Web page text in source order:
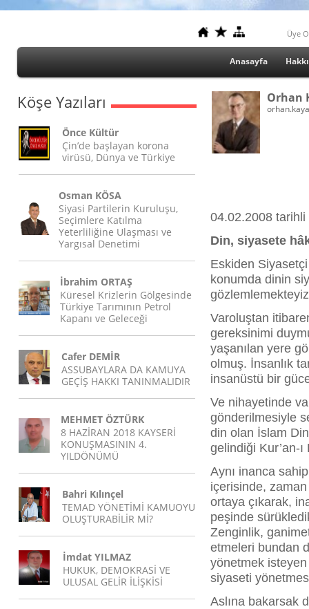
Üye
Anasayfa
Köşe Yazıları
Önce Kültür
Çin’de başlayan korona
virüsü, Dünya ve Türkiye
Osman KÖSA
Siyasi Partilerin Kuruluşu,
Seçimlere Katılma
Yeterliliğine Ulaşması ve
Yargısal Denetimi
İbrahim ORTAŞ
Küresel Krizlerin Gölgesinde
Türkiye Tarımının Petrol
Kapanı ve Geleceği
Cafer DEMİR
ASSUBAYLARA DA KAMUYA
GEÇİŞ HAKKI TANINMALIDIR
MEHMET ÖZTÜRK
8 HAZİRAN 2018 KAYSERİ
KONUŞMASININ 4.
YILDÖNÜMÜ
Bahri Kılınçel
TEMAD YÖNETİMİ KAMUOYU
OLUŞTURABİLİR Mİ?
İmdat YILMAZ
HUKUK, DEMOKRASİ VE
ULUSAL GELİR İLİŞKİSİ
Orhan
04.02.2008 tarihli
Din, siyasete
Eskiden
konumda dinin
Varoluştan
gereksinimi
yaşanılan yere
olmuş. İnsanlık
insanüstü bir
Ve nihayetinde
gönderilmesiyle
din olan İslam
gelindiği Kur’an-
Aynı inanca
içerisinde,
ortaya çıkarak,
peşinde
Zenginlik,
etmeleri bundan
yönetmek isteyen
siyaseti
Aslına bakarsak